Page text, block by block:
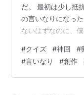
だ。 最初は少し抵
の言いなりになっ
ないはずなのに、
ょ？また逢ってく
いたらね」 と、答
から先も、あなた
#クイズ #神回 #
#言いなり #創作